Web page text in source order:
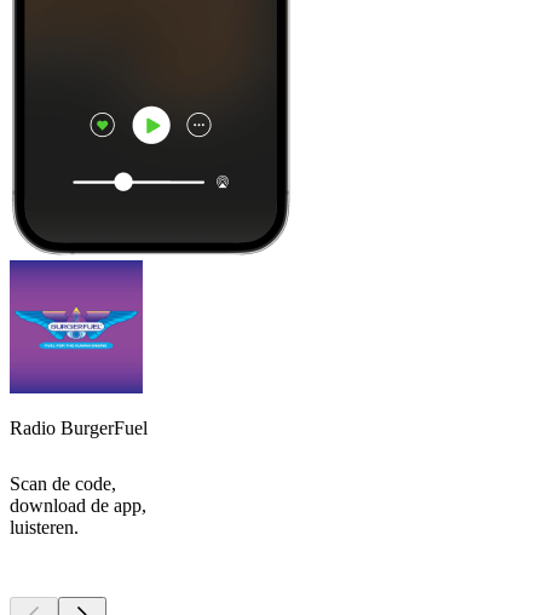
Radio BurgerFuel
Scan de code,
download de app,
luisteren.